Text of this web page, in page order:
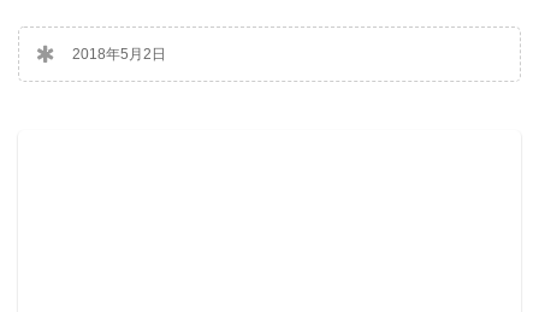
2018年5月2日